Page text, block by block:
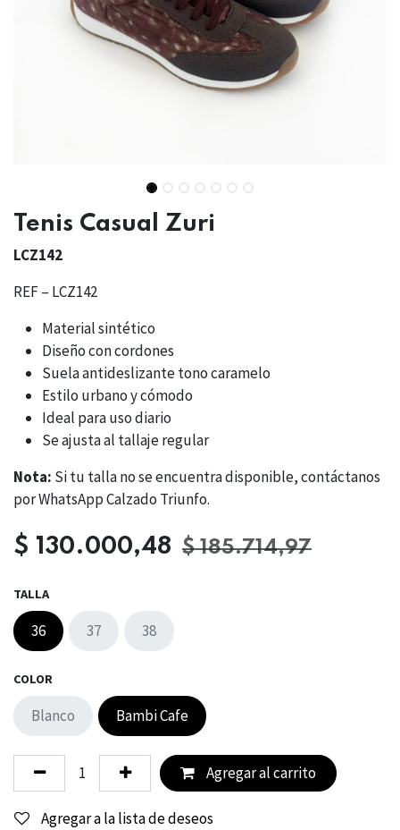
Tenis Casual Zuri
LCZ142
REF – LCZ142
Material sintético
Diseño con cordones
Suela antideslizante tono caramelo
Estilo urbano y cómodo
Ideal para uso diario
Se ajusta al tallaje regular
Nota: Si tu talla no se encuentra disponible, contáctanos
por WhatsApp Calzado Triunfo.
$ 130.000,48 $185.714,97
TALLA
36 37 38
COLOR
Blanco Bambi Cafe
Agregar al carrito
Agregar a la lista de deseos